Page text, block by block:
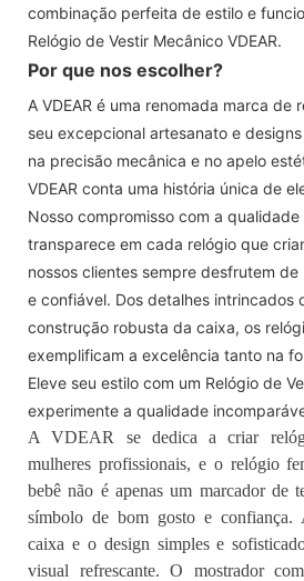
combinação perfeita de estilo e
Relógio de Vestir Mecânico VDEAR.
Por que nos escolher?
A VDEAR é uma renomada marca de
seu excepcional artesanato e
na precisão mecânica e no apelo
VDEAR conta uma história única de
Nosso compromisso com a
transparece em cada relógio que
nossos clientes sempre desfrutem de
e confiável. Dos detalhes intrincados
construção robusta da caixa, os
exemplificam a excelência tanto na
Eleve seu estilo com um Relógio de
experimente a qualidade
A VDEAR se dedica a criar
mulheres profissionais, e o relógio
bebê não é apenas um marcador de
símbolo de bom gosto e confiança.
caixa e o design simples e
visual refrescante. O mostrador